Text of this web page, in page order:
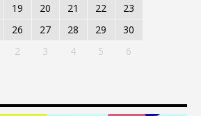
19 20 21 22
23
26 27 28 29
30
2 3 4 5 6